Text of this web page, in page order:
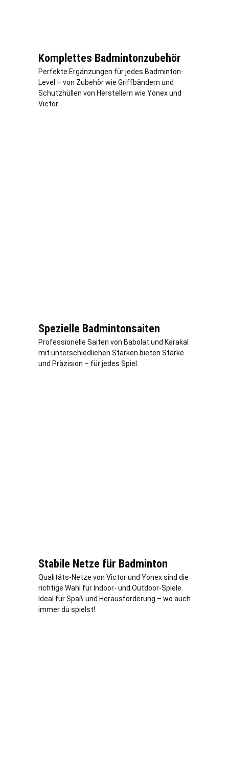
Komplettes Badmintonzubehör
Perfekte Ergänzungen für jedes Badminton-
Level – von Zubehör wie Griffbändern und
Schutzhüllen von Herstellern wie Yonex und
Victor.
Spezielle Badmintonsaiten
Professionelle Saiten von Babolat und Karakal
mit unterschiedlichen Stärken bieten Stärke
und Präzision – für jedes Spiel.
Stabile Netze für Badminton
Qualitäts-Netze von Victor und Yonex sind die
richtige Wahl für Indoor- und Outdoor-Spiele.
Ideal für Spaß und Herausforderung – wo auch
immer du spielst!.